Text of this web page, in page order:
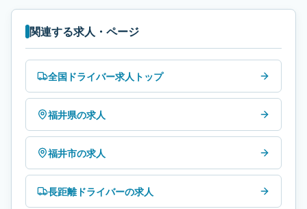
関連する求人・ページ
全国ドライバー求人トップ
福井県の求人
福井市の求人
長距離ドライバーの求人